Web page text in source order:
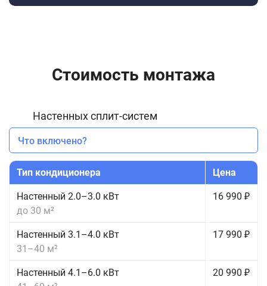
Стоимость монтажа
Настенных сплит-систем
Что включено?
Тип кондиционера Цена
Настенный 2.0–3.0 кВт
до 30 м²
16 990 ₽
Настенный 3.1–4.0 кВт
31–40 м²
17 990 ₽
Настенный 4.1–6.0 кВт
20 990 ₽